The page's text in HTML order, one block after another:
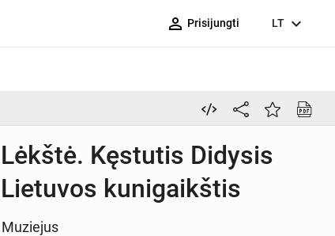
person_outline Prisijungti LT expand_more
Lėkštė. Kęstutis Didysis
Lietuvos kunigaikštis
Muziejus